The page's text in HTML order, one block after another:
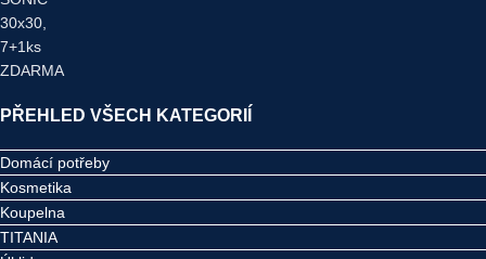
PŘEHLED VŠECH KATEGORIÍ
Domácí potřeby
Kosmetika
Koupelna
TITANIA